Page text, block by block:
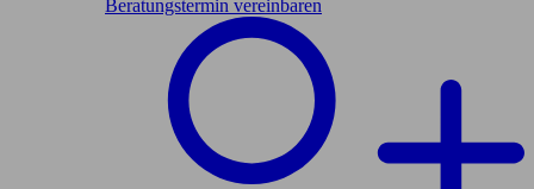
Beratungstermin vereinbaren